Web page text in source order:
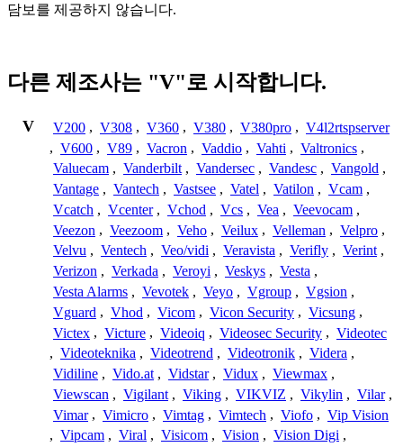
담보를 제공하지 않습니다.
다른 제조사는 "V"로 시작합니다.
V V200 , V308 , V360 , V380 , V380pro , V4l2rtspserver
, V600 , V89 , Vacron , Vaddio , Vahti , Valtronics ,
Valuecam , Vanderbilt , Vandersec , Vandesc , Vangold ,
Vantage , Vantech , Vastsee , Vatel , Vatilon , Vcam ,
Vcatch , Vcenter , Vchod , Vcs , Vea , Veevocam ,
Veezon , Veezoom , Veho , Veilux , Velleman , Velpro ,
Velvu , Ventech , Veo/vidi , Veravista , Verifly , Verint ,
Verizon , Verkada , Veroyi , Veskys , Vesta ,
Vesta Alarms , Vevotek , Veyo , Vgroup , Vgsion ,
Vguard , Vhod , Vicom , Vicon Security , Vicsung ,
Victex , Victure , Videoiq , Videosec Security , Videotec
, Videoteknika , Videotrend , Videotronik , Videra ,
Vidiline , Vido.at , Vidstar , Vidux , Viewmax ,
Viewscan , Vigilant , Viking , VIKVIZ , Vikylin , Vilar ,
Vimar , Vimicro , Vimtag , Vimtech , Viofo , Vip Vision
, Vipcam , Viral , Visicom , Vision , Vision Digi ,